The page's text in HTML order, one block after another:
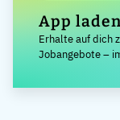
App
Erhalte auf dich
Jobangebote –